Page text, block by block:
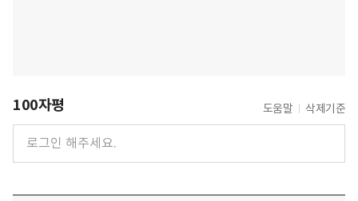
100자평 도움말 삭제기준